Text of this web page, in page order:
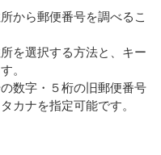
から郵便番号を調べるこ
を選択する方法と、キー
。
数字・５桁の旧郵便番号
カナを指定可能です。